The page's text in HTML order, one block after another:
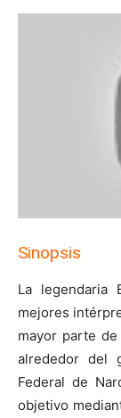
Sinopsis
La legendaria
mejores
mayor parte
alrededor del
Federal de
objetivo